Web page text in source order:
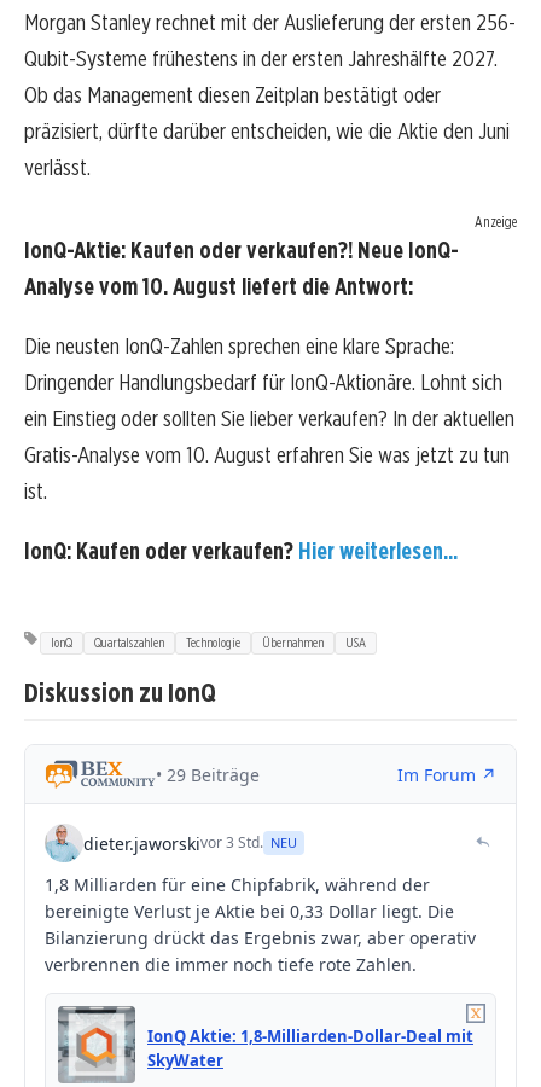
Morgan Stanley rechnet mit der Auslieferung der ersten 256-
Qubit-Systeme frühestens in der ersten Jahreshälfte 2027.
Ob das Management diesen Zeitplan bestätigt oder
präzisiert, dürfte darüber entscheiden, wie die Aktie den Juni
verlässt.
Anzeige
IonQ-Aktie: Kaufen oder verkaufen?! Neue IonQ-
Analyse vom 10. August liefert die Antwort:
Die neusten IonQ-Zahlen sprechen eine klare Sprache:
Dringender Handlungsbedarf für IonQ-Aktionäre. Lohnt sich
ein Einstieg oder sollten Sie lieber verkaufen? In der aktuellen
Gratis-Analyse vom 10. August erfahren Sie was jetzt zu tun
ist.
IonQ: Kaufen oder verkaufen? Hier weiterlesen...
IonQ Quartalszahlen Technologie Übernahmen USA
Diskussion zu IonQ